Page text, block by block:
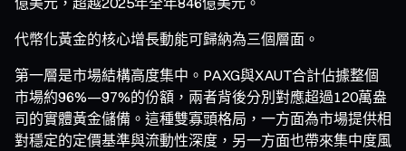
代幣化黃金的核心增長動能可歸納為三個層面。
第一層是市場結構高度集中。PAXG與XAUT合計佔據整個
市場約96%—97%的份額，兩者背後分別對應超過120萬盎
司的實體黃金儲備。這種雙寡頭格局，一方面為市場提供相
對穩定的定價基準與流動性深度，另一方面也帶來集中度風